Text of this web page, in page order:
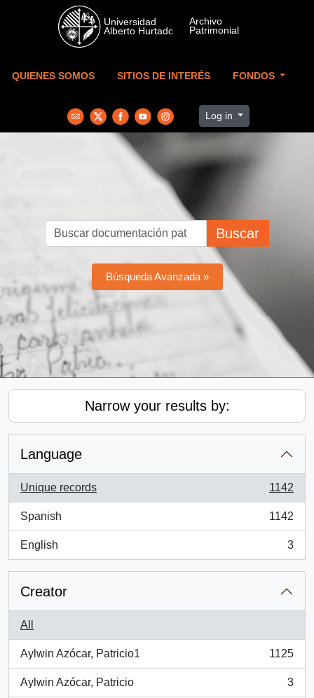
Skip to main content
QUIENES SOMOS SITIOS DE INTERÉS FONDOS
Log in
Buscar
Búsqueda Avanzada »
Narrow your results by:
Language
Unique records
, 1142 results
1142
Spanish
, 1142 results
1142
English
, 3 results
3
Creator
All
Aylwin Azócar, Patricio1
, 1125 results
1125
Aylwin Azócar, Patricio
, 3 results
3